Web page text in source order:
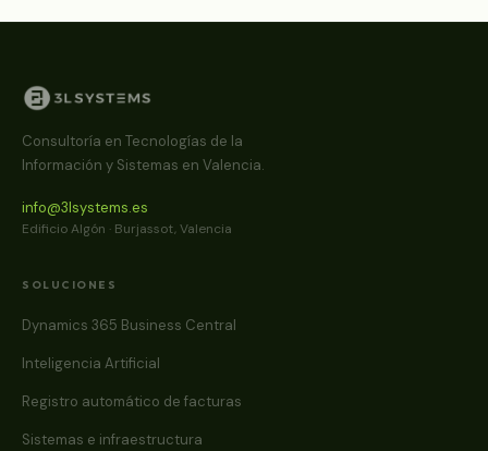
Consultoría en Tecnologías de la
Información y Sistemas en Valencia.
info@3lsystems.es
Edificio Algón · Burjassot, Valencia
SOLUCIONES
Dynamics 365 Business Central
Inteligencia Artificial
Registro automático de facturas
Sistemas e infraestructura